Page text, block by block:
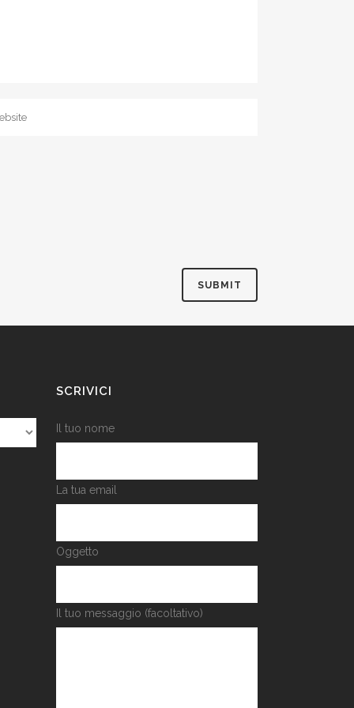
SCRIVICI
Il tuo nome
La tua email
Oggetto
Il tuo messaggio (facoltativo)